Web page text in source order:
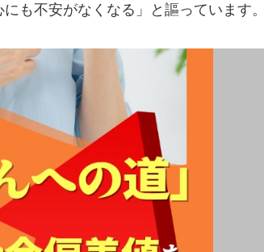
にも不安がなくなる」 と謳っています。